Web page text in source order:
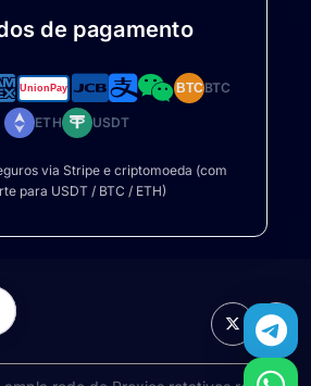
de pagamento
BTCBTC
ETH USDT
via Stripe e criptomoeda (com
para USDT / BTC / ETH)